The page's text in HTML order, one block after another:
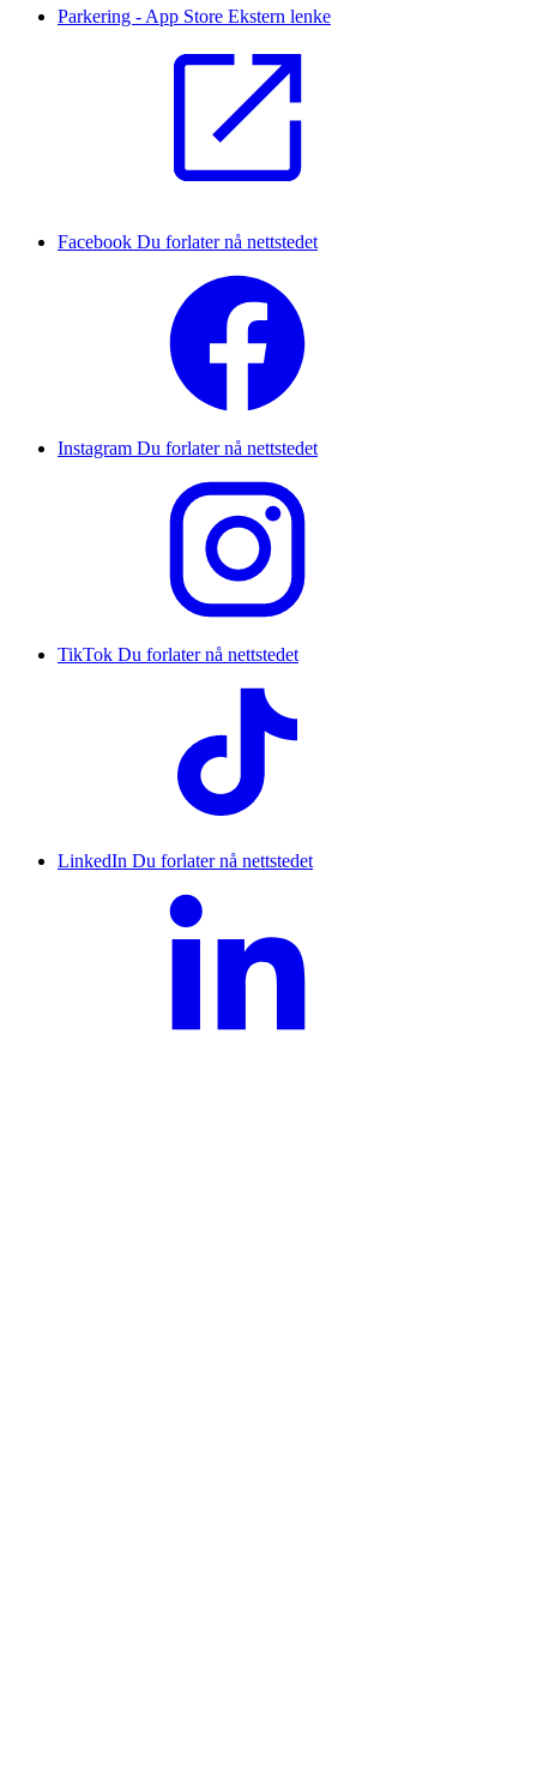
Parkering - App Store Ekstern lenke
Facebook Du forlater nå nettstedet
Instagram Du forlater nå nettstedet
TikTok Du forlater nå nettstedet
LinkedIn Du forlater nå nettstedet